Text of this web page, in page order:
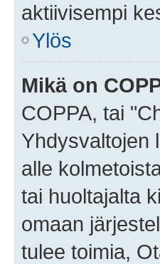
aktiivisempi
Ylös
Mikä on
COPPA, tai
Yhdysvaltojen
alle
tai huoltajalta
omaan
tulee toimia,